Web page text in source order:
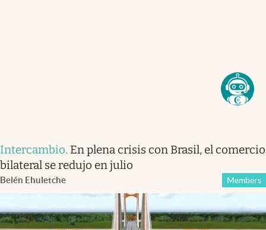
Intercambio. En plena crisis con Brasil, el comercio
bilateral se redujo en julio
Belén Ehuletche Members